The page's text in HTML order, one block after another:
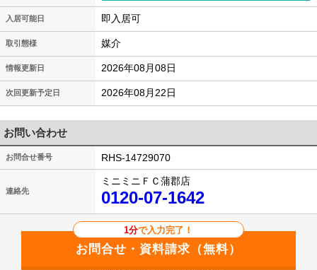
入居可能日 即入居可
取引態様 媒介
情報更新日 2026年08月08日
次回更新予定日 2026年08月22日
お問い合わせ
お問合せ番号 RHS-14729070
連絡先
ミニミニＦＣ蒲郡店
0120-07-1642
1分で入力完了！